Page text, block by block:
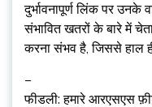
दुर्भावनापूर्ण लिंक पर उनके
संभावित खतरों के बारे में
करना संभव है, जिससे हाल
–
फीडली: हमारे आरएसएस